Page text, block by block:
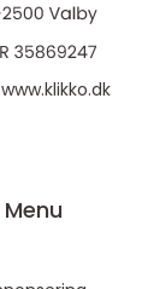
www.klikko.dk
Menu